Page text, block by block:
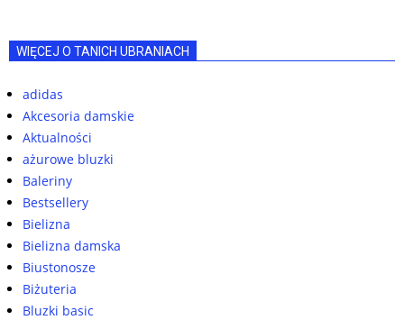
WIĘCEJ O TANICH UBRANIACH
adidas
Akcesoria damskie
Aktualności
ażurowe bluzki
Baleriny
Bestsellery
Bielizna
Bielizna damska
Biustonosze
Biżuteria
Bluzki basic